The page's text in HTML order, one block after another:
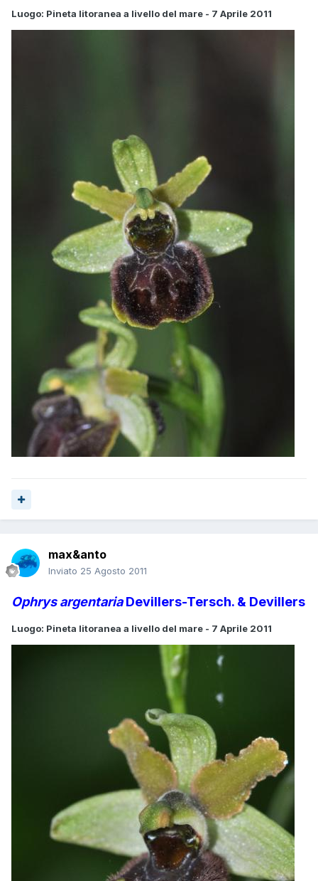
Luogo: Pineta litoranea a livello del mare - 7 Aprile 2011
max&anto
Inviato 25 Agosto 2011
Ophrys argentariaDevillers-Tersch. & Devillers
Luogo: Pineta litoranea a livello del mare - 7 Aprile 2011